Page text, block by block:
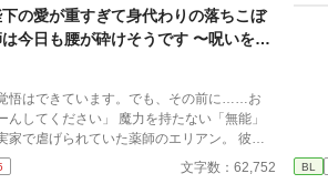
、私たちと共にあるんだ」 死んで逃げる
許されない豪奢な鳥籠の中、悪役令息は息が
ァンタジー、ここに開幕。
ばれたのは誠実に生きてきた彼女だった。
年上国王に溺愛されながら、世界一幸せな王
までの逆転ラブストーリー。
の愛が重すぎて身代わりの落ちこぼ
今日も腰が砕けそうです 〜呪いを解
生離さないと宣言されました〜
覚悟はできています。でも、その前に……お
んしてください」 魔力を持たない「無能」
家で虐げられていた薬師のエリアン。 彼に
のは、触れるものすべてを焼き尽くす「死の
ァレリウスへの、身代わりの婚姻だった。
文字数：62,752 BL